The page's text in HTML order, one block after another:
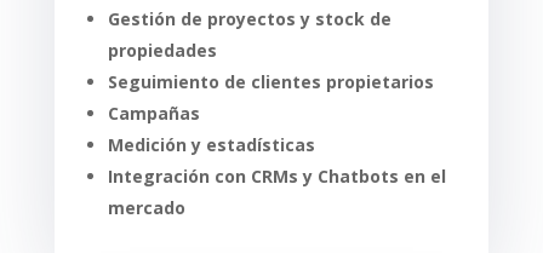
Gestión de proyectos y stock de
propiedades
Seguimiento de clientes propietarios
Campañas
Medición y estadísticas
Integración con CRMs y Chatbots en el
mercado